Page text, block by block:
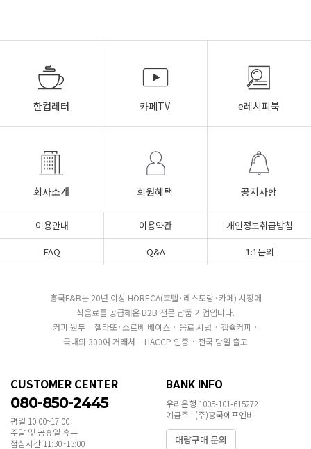
한컵레터 카페TV e레시피북
회사소개 회원혜택 공지사항
이용안내 이용약관
개인정보취급방침
FAQ
Q&A 1:1문의
흥국F&B는 20년 이상 HORECA(호텔·레스토랑·카페) 시장에
식음료를 공급해온 B2B 전문 납품 기업입니다.
커피 원두 · 젤라또·소르베 베이스 · 음료 시럽 · 캡슐커피 ·
국내외 300여 거래처 · HACCP 인증 · 전국 당일 출고
CUSTOMER CENTER
080-850-2445
평일 10:00~17:00
주말 및 공휴일 휴무
점심시간 11:30~13:00
BANK INFO
우리은행 1005-101-615272
예금주 : (주)흥국에프엔비
대량구매 문의